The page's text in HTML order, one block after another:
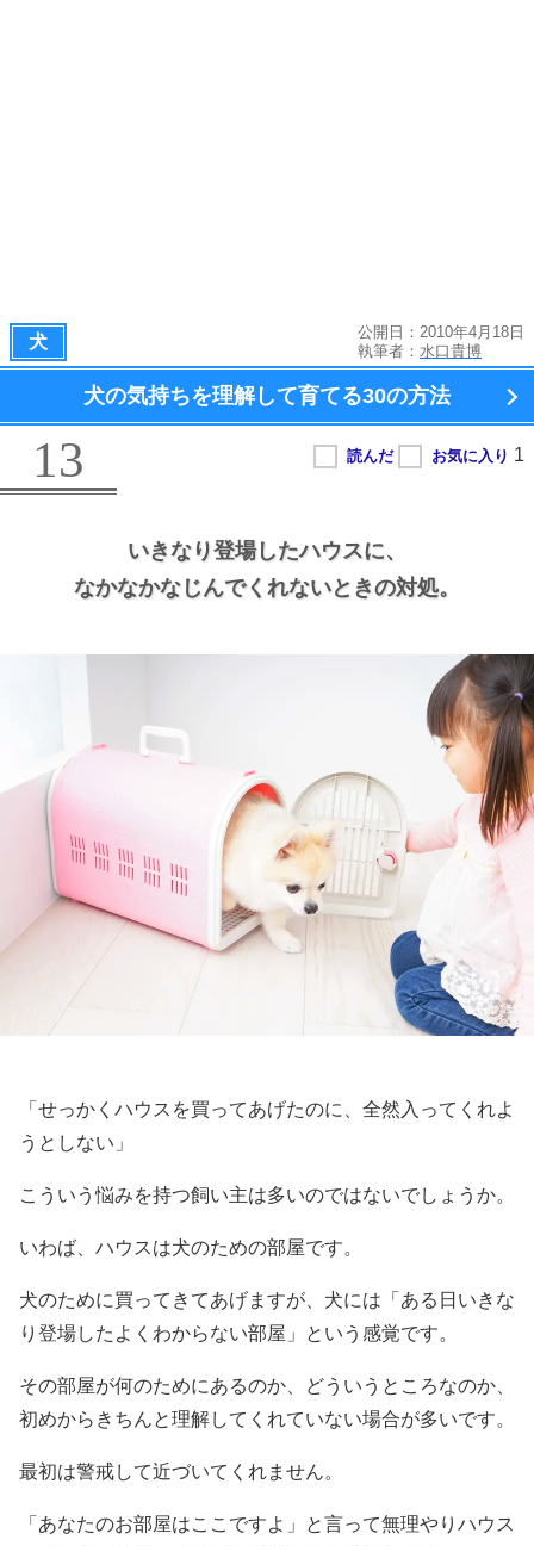
犬
公開日：2010年4月18日
執筆者： 水口貴博
犬の気持ちを理解して育てる30の方法
13
いきなり登場したハウスに、
なかなかなじんでくれないときの対処。
「せっかくハウスを買ってあげたのに、全然入ってくれよ
うとしない」
こういう悩みを持つ飼い主は多いのではないでしょうか。
いわば、ハウスは犬のための部屋です。
犬のために買ってきてあげますが、犬には「ある日いきな
り登場したよくわからない部屋」という感覚です。
その部屋が何のためにあるのか、どういうところなのか、
初めからきちんと理解してくれていない場合が多いです。
最初は警戒して近づいてくれません。
「あなたのお部屋はここですよ」と言って無理やりハウス